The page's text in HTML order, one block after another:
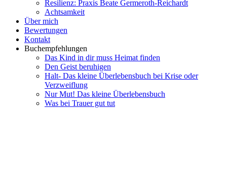
Resilienz: Praxis Beate Germeroth-Reichardt
Achtsamkeit
Über mich
Bewertungen
Kontakt
Buchempfehlungen
Das Kind in dir muss Heimat finden
Den Geist beruhigen
Halt- Das kleine Überlebensbuch bei Krise oder
Verzweiflung
Nur Mut! Das kleine Überlebensbuch
Was bei Trauer gut tut